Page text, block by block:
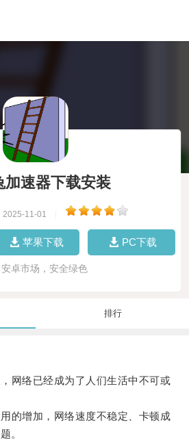
加速器下载安装
2025-11-01
苹果下载 PC下载
安卓市场，安全绿色
排行
络已经成为了人们生活中不可或
增加，网络速度不稳定、卡顿成
。